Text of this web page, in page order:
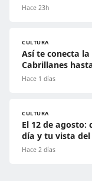
Hace 23h
CULTURA
Así te conecta
Cabrillanes
Hace 1 días
CULTURA
El 12 de
día y tu vista del
Hace 2 días